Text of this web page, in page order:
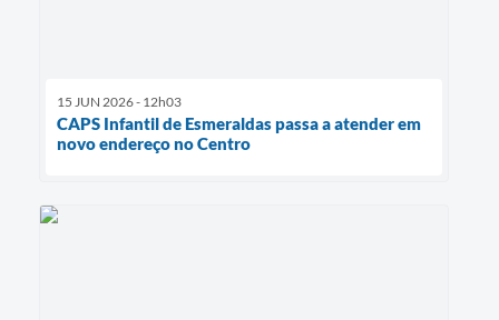
15 JUN 2026 - 12h03
CAPS Infantil de Esmeraldas passa a atender em
novo endereço no Centro